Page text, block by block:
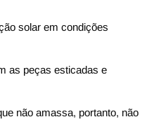
solar em condições
as peças esticadas e
não amassa, portanto, não